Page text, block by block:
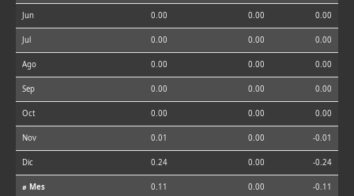
Jun 0.00 0.00 0.00
Jul 0.00 0.00 0.00
Ago 0.00 0.00 0.00
Sep 0.00 0.00 0.00
Oct 0.00 0.00 0.00
Nov 0.01 0.00 -0.01
Dic 0.24 0.00 -0.24
⌀ Mes 0.11 0.00 -0.11